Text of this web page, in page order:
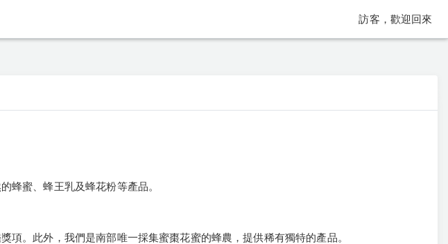
訪客，歡迎回來
蜂蜜、蜂王乳及蜂花粉等產品。
。此外，我們是南部唯一採集蜜棗花蜜的蜂農，提供稀有獨特的產品。